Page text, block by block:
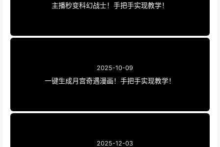
主播秒变科幻战士！手把手实现教学！
2025-10-09
一键生成月宫奇遇漫画！手把手实现教学！
2025-12-03